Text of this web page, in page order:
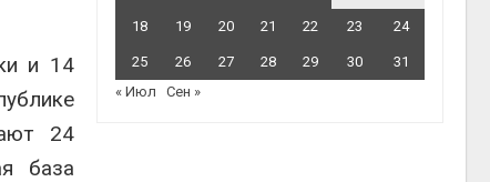
и 14
24
база
18 19 20 21 22 23 24
25 26 27 28 29 30
31
« Июл
Сен »